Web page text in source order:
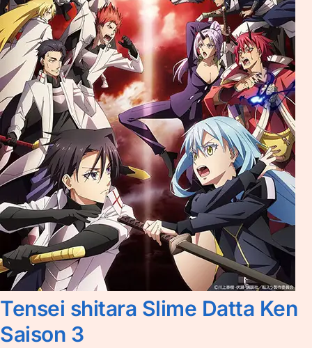
Tensei shitara Slime Datta Ken
Saison 3